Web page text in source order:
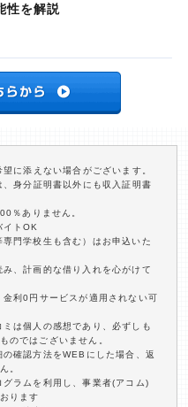
性を解説
に添えない場合がございます。
身分証明書以外にも収入証明書
％ありません。
イトOK
門学校生も含む）はお申込いた
、計画的な借り入れを心がけて
利0円サービスが適用されない可
は個人の感想であり、必ずしも
のではございません。
確認方法をWEBにした場合、返
。
ラムを利用し、事業者(アコム)
ります